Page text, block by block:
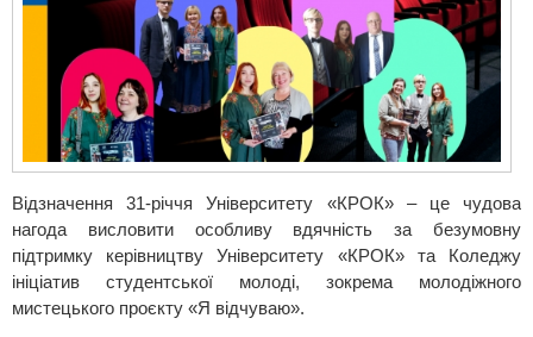
Відзначення 31-річчя Університету «КРОК» – це чудова
нагода висловити особливу вдячність за безумовну
підтримку керівництву Університету «КРОК» та Коледжу
ініціатив студентської молоді, зокрема молодіжного
мистецького проєкту «Я відчуваю».